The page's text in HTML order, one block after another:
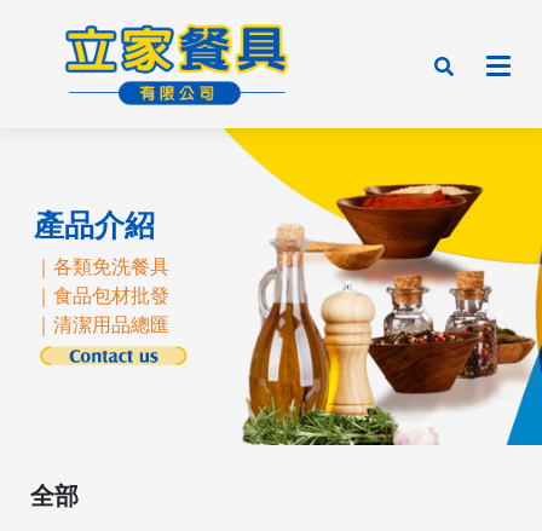
產品介紹
｜各類免洗餐具
｜食品包材批發
｜清潔用品總匯
全部